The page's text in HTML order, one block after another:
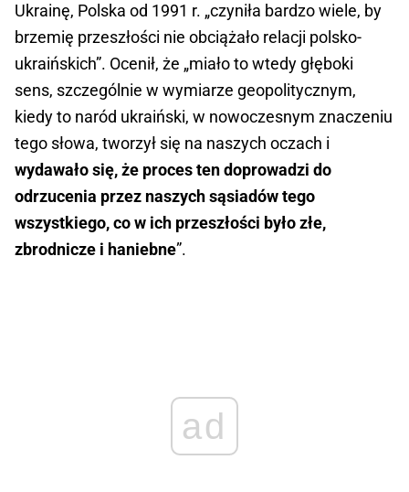
Ukrainę, Polska od 1991 r. „czyniła bardzo wiele, by
brzemię przeszłości nie obciążało relacji polsko-
ukraińskich”. Ocenił, że „miało to wtedy głęboki
sens, szczególnie w wymiarze geopolitycznym,
kiedy to naród ukraiński, w nowoczesnym znaczeniu
tego słowa, tworzył się na naszych oczach i
wydawało się, że proces ten doprowadzi do
odrzucenia przez naszych sąsiadów tego
wszystkiego, co w ich przeszłości było złe,
zbrodnicze i haniebne”.
ad